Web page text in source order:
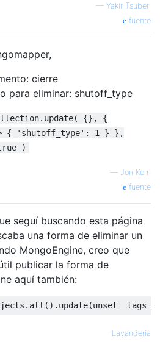
— Yakir Tsuberi
fuente
cierre
para eliminar: shutoff_type
{}, {
{ 'shutoff_type': 1 } },
)
— Jon Kern
fuente
seguí buscando esta página
una forma de eliminar un
MongoEngine, creo que
publicar la forma de
aquí también:
. all (). update(
— Lavandería